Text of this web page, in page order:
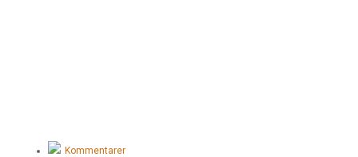
Kommentarer